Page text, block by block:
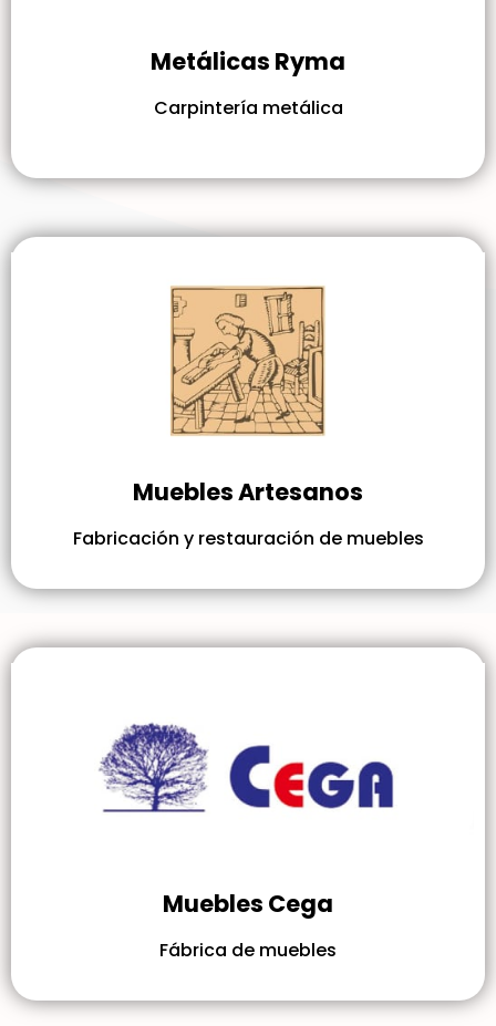
Metálicas Ryma
Carpintería metálica
Muebles Artesanos
Fabricación y restauración de muebles
Muebles Cega
Fábrica de muebles